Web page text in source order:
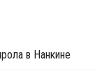
в Нанкине